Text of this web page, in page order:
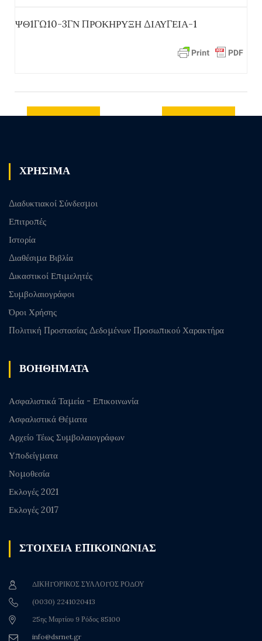
ΨΘ1ΓΩ10-3ΓΝ ΠΡΟΚΗΡΥΞΗ ΔΙΑΥΓΕΙΑ-1
ΧΡΗΣΙΜΑ
Διαδυκτιακοί Σύνδεσμοι
Επιτροπές
Ιστορία
Διαθέσιμα Βιβλία
Δικαστικοί Επιμελητές
Συμβολαιογράφοι
Όροι Χρήσης
Πολιτική Προστασίας Δεδομένων Προσωπικού Χαρακτήρα
ΒΟΗΘΗΜΑΤΑ
Ασφαλιστικά Ταμεία - Επικοινωνία
Ασφαλιστικά Θέματα
Αρχείο Τέως Συμβολαιογράφων
Υποδείγματα
Νομοθεσία
Εκλογές 2021
Εκλογές 2017
ΣΤΟΙΧΕΙΑ ΕΠΙΚΟΙΝΩΝΙΑΣ
ΔΙΚΗΓΟΡΙΚΟΣ ΣΥΛΛΟΓΟΣ ΡΟΔΟΥ
(0030) 2241020413
25ης Μαρτίου 9 Ρόδος 85100
info@dsrnet.gr